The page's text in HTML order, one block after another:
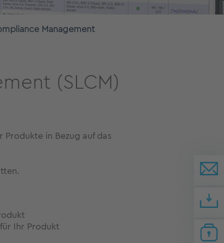
Management
(SLCM)
in Bezug auf das
Ihr Produkt